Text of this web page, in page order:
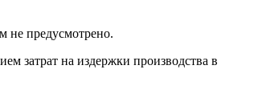
не предусмотрено.
затрат на издержки производства в